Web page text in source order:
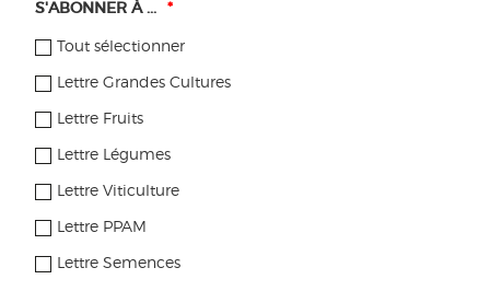
OUTRE-MER
S'ABONNER À ... *
Tout sélectionner
Lettre Grandes Cultures
Lettre Fruits
Lettre Légumes
Lettre Viticulture
Lettre PPAM
Lettre Semences